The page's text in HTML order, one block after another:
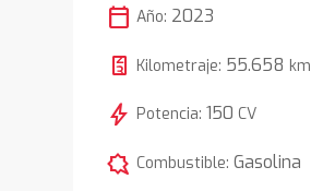
calendar_today Año: 2023
Kilometraje: 55.658 km
bolt Potencia:150 CV
comic_bubble Combustible:Gasolina